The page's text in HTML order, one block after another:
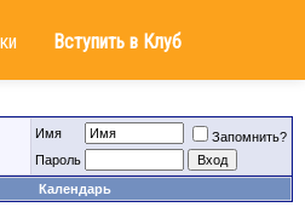
Вступить в Клуб
Имя
Запомнить?
Пароль
Календарь